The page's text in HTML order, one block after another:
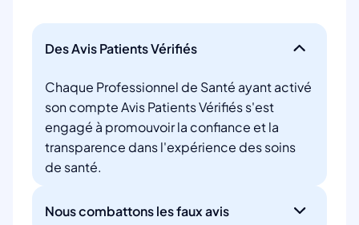
Des Avis Patients Vérifiés
Chaque Professionnel de Santé ayant activé
son compte Avis Patients Vérifiés s'est
engagé à promouvoir la confiance et la
transparence dans l'expérience des soins
de santé.
Nous combattons les faux avis